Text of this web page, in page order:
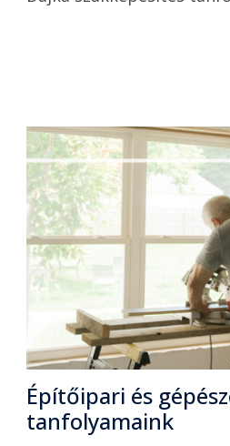
Építőipari és
tanfolyamaink